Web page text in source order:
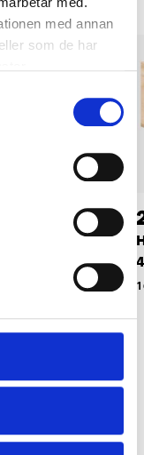
med annan
som de har